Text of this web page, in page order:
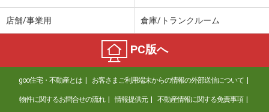
店舗/事業用 倉庫/トランクルーム
PC版へ
goo住宅・不動産とは お客さまご利用端末からの情報の外部送信について
物件に関するお問合せの流れ 情報提供元 不動産情報に関する免責事項